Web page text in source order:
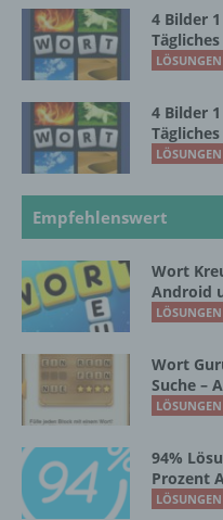
4 Bilder
LÖSUNGEN
4 Bilder
LÖSUNGEN
Empfehlenswert
Wort
Android
LÖSUNGEN
Wort
Suche –
LÖSUNGEN
94%
Prozent
LÖSUNGEN
ist.
Name und Anschrift des
Verantwortlichen
Verantwortlicher im
Grundverordnung,
der Europäischen
Datenschutzgesetze
mit
InnoMobile GmbH
Schlehenweg 20
18069
Cookies /